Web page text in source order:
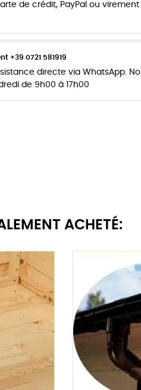
de crédit, PayPal ou
+39 0721 581919
directe via WhatsApp.
de 9h00 à 17h00
ACHETÉ: